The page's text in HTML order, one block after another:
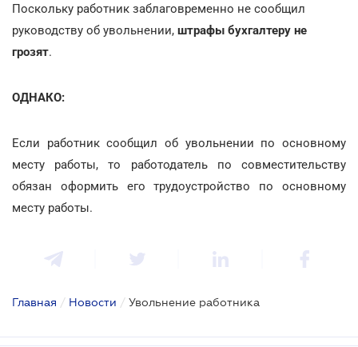
Поскольку работник заблаговременно не сообщил
руководству об увольнении, штрафы бухгалтеру не
грозят.
ОДНАКО:
Если работник сообщил об увольнении по основному
месту работы, то работодатель по совместительству
обязан оформить его трудоустройство по основному
месту работы.
Главная / Новости / Увольнение работника